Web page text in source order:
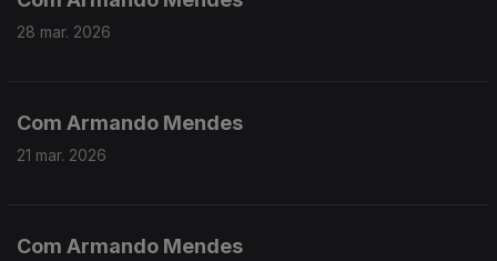
28 mar. 2026
Com Armando Mendes
21 mar. 2026
Com Armando Mendes